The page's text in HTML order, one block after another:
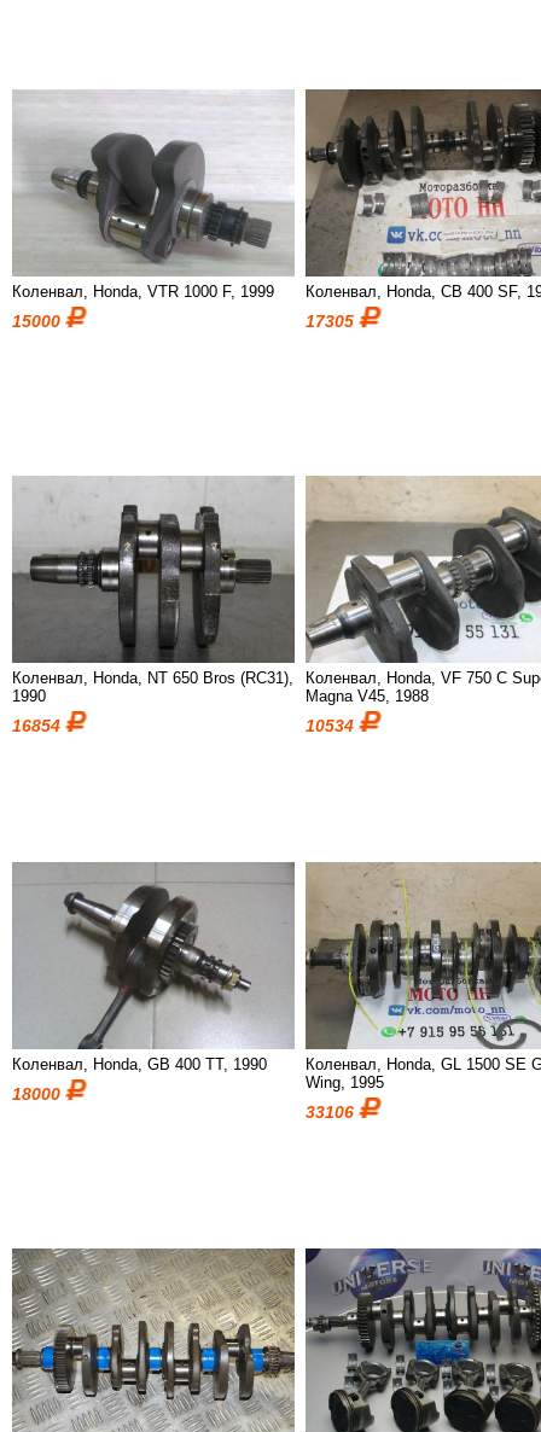
Коленвал, Honda, VTR 1000 F, 1999
15000
Коленвал, Honda, CB 400 SF,
17305
Коленвал, Honda, NT 650 Bros (RC31),
1990
16854
Коленвал, Honda, VF 750 C
Magna V45, 1988
10534
Коленвал, Honda, GB 400 TT, 1990
18000
Коленвал, Honda, GL 1500 SE
Wing, 1995
33106